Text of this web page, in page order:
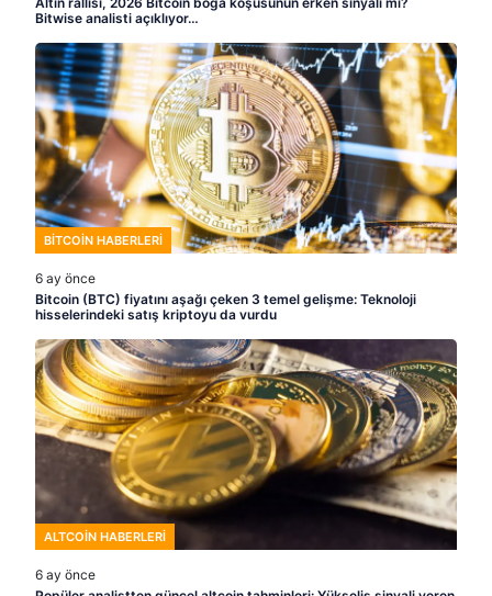
Bitwise analisti açıklıyor…
BITCOIN HABERLERI
6 ay önce
Bitcoin (BTC) fiyatını aşağı çeken 3 temel gelişme: Teknoloji
hisselerindeki satış kriptoyu da vurdu
ALTCOIN HABERLERI
6 ay önce